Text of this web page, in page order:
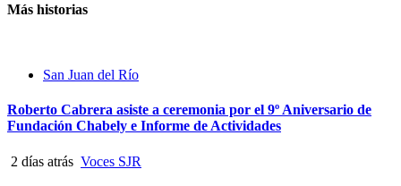
Más historias
San Juan del Río
Roberto Cabrera asiste a ceremonia por el 9º Aniversario de
Fundación Chabely e Informe de Actividades
2 días atrás Voces SJR